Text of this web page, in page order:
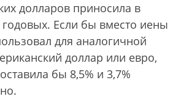
долларов приносила в
годовых. Если бы вместо иены
для аналогичной
доллар или евро,
бы 8,5% и 3,7%